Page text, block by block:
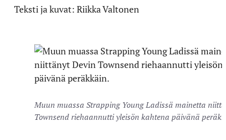
Teksti ja kuvat: Riikka Valtonen
Muun muassa Strapping Young Ladissä mainetta
Townsend riehaannutti yleisön kahtena päivänä